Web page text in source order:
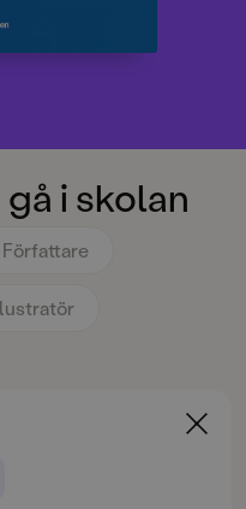
i skolan
Författare